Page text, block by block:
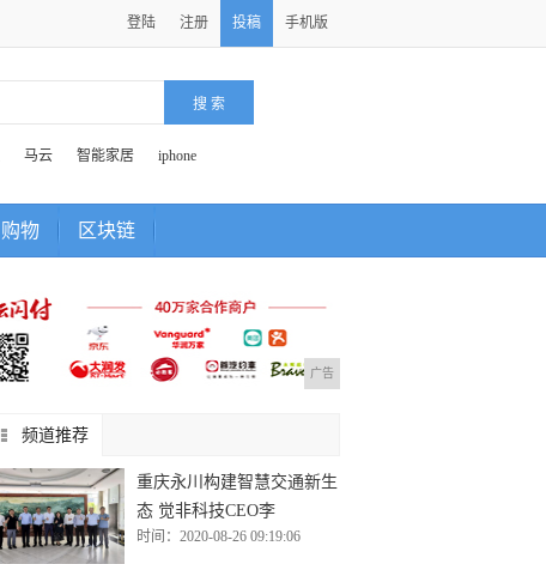
登陆 注册 投稿 手机版
马云 智能家居 iphone
购物 区块链
广告
频道推荐
重庆永川构建智慧交通新生
态 觉非科技CEO李
时间：2020-08-26 09:19:06